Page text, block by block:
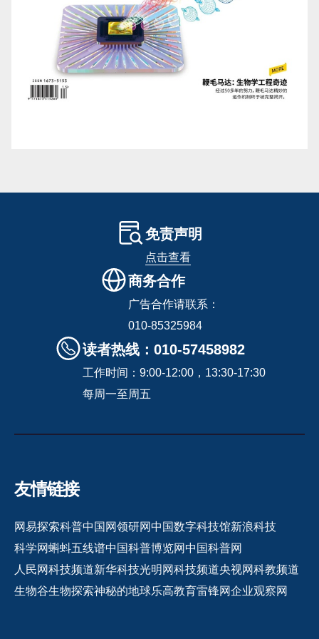
免责声明
点击查看
商务合作
广告合作请联系：
010-85325984
读者热线：010-57458982
工作时间：9:00-12:00，13:30-17:30
每周一至周五
友情链接
网易探索科普中国网领研网中国数字科技馆新浪科技
科学网蝌蚪五线谱中国科普博览网中国科普网
人民网科技频道新华科技光明网科技频道央视网科教频道
生物谷生物探索神秘的地球乐高教育雷锋网企业观察网